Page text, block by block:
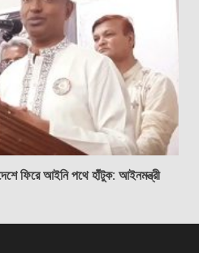
ফিরে আইনি পথে হাঁটুক: আইনমন্ত্রী